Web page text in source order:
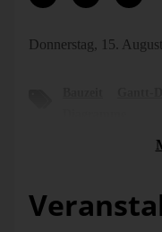
Donnerstag, 15.